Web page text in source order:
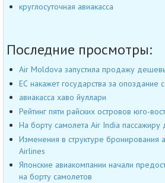
круглосуточная авиакасса
Последние просмотры:
Air Moldova запустила продажу
ЕС накажет государства за опоздание
авиакасса хаво йуллари
Рейтинг пяти райских островов юго-
На борту самолета Air India пассажиру
Изменения в структуре бронирования
Airlines
Японские авиакомпании начали
на борту самолетов